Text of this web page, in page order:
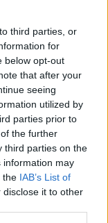
third parties, or
for
below opt-out
that after your
seeing
utilized by
parties prior to
the further
third parties on the
information may
the IAB’s List of
it to other